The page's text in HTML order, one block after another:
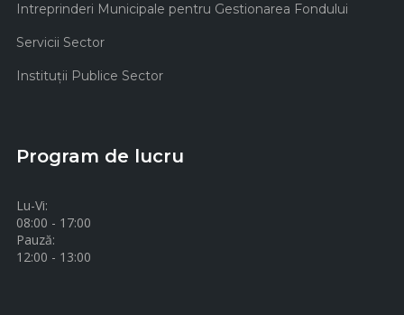
Intreprinderi Municipale pentru Gestionarea Fondului
Servicii Sector
Instituţii Publice Sector
Program de lucru
Lu-Vi:
08:00 - 17:00
Pauză:
12:00 - 13:00